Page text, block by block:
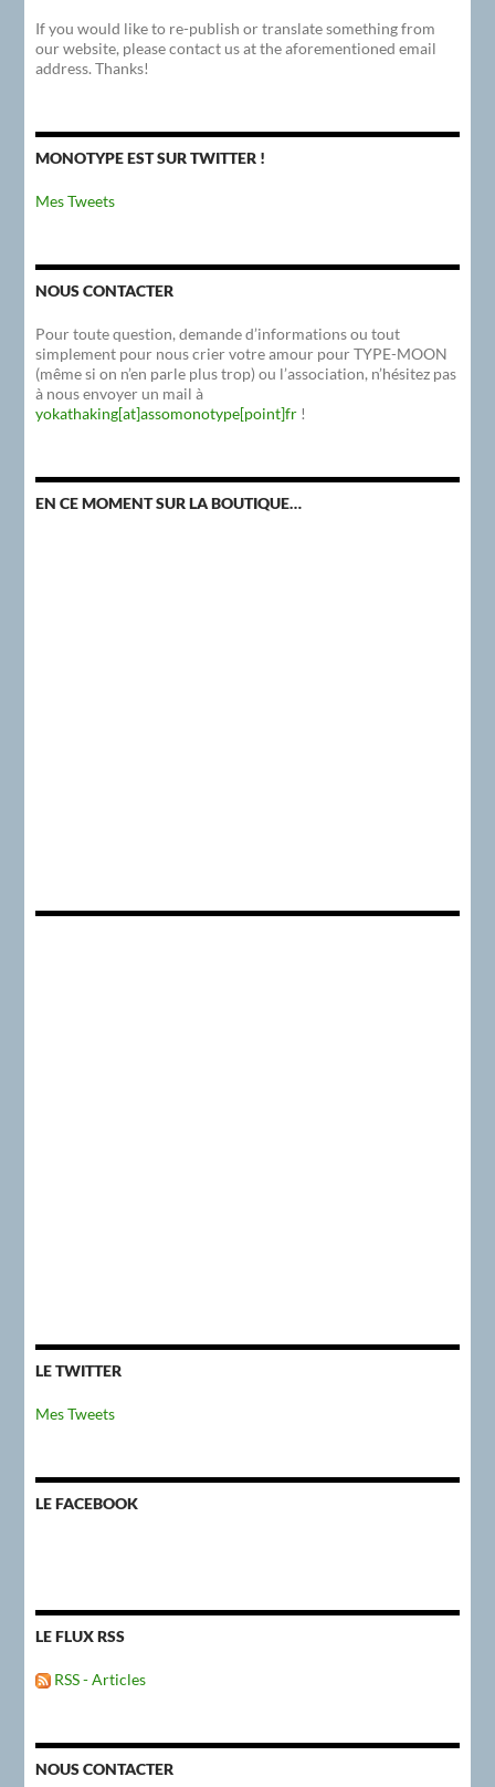
If you would like to re-publish or translate something from
our website, please contact us at the aforementioned email
address. Thanks!
MONOTYPE EST SUR TWITTER !
Mes Tweets
NOUS CONTACTER
Pour toute question, demande d’informations ou tout
simplement pour nous crier votre amour pour TYPE-MOON
(même si on n’en parle plus trop) ou l’association, n’hésitez pas
à nous envoyer un mail à
yokathaking[at]assomonotype[point]fr !
EN CE MOMENT SUR LA BOUTIQUE…
LE TWITTER
Mes Tweets
LE FACEBOOK
LE FLUX RSS
RSS - Articles
NOUS CONTACTER